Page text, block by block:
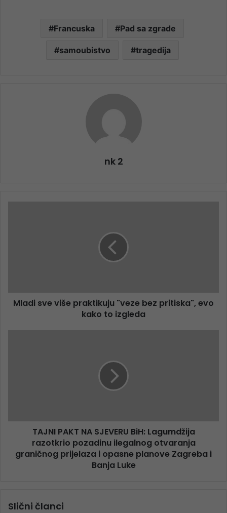
Francuska Pad sa zgrade
samoubistvo tragedija
nk 2
Mladi sve više praktikuju "veze bez pritiska", evo
kako to izgleda
TAJNI PAKT NA SJEVERU BiH: Lagumdžija
razotkrio pozadinu ilegalnog otvaranja
graničnog prijelaza i opasne planove Zagreba i
Banja Luke
Slični članci